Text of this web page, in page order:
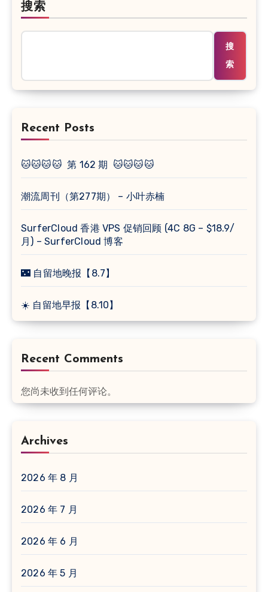
搜索
搜
索
Recent Posts
🐱🐱🐱🐱 第 162 期 🐱🐱🐱🐱
潮流周刊（第277期） – 小叶赤楠
SurferCloud 香港 VPS 促销回顾 (4C 8G – $18.9/
月) – SurferCloud 博客
🌃 自留地晚报【8.7】
☀️ 自留地早报【8.10】
Recent Comments
您尚未收到任何评论。
Archives
2026 年 8 月
2026 年 7 月
2026 年 6 月
2026 年 5 月